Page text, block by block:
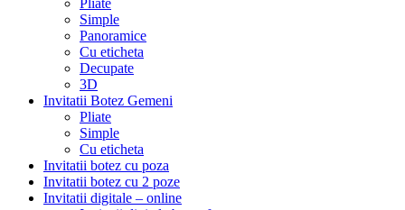
Simple
Panoramice
Cu eticheta
Decupate
3D
Invitatii Botez Gemeni
Pliate
Simple
Cu eticheta
Invitatii botez cu poza
Invitatii botez cu 2 poze
Invitatii digitale – online